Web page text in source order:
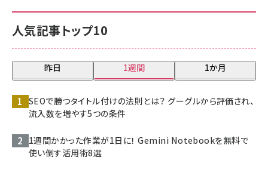
人気記事トップ10
昨日 1週間 1か月
SEOで勝つタイトル付けの法則とは？ グーグルから評価され、
流入数を増やす5つの条件
1週間かかった作業が1日に！ Gemini Notebookを無料で
使い倒す活用術8選